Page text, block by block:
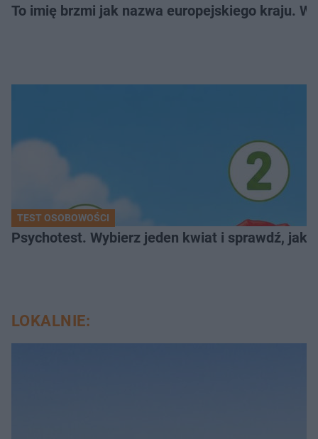
To imię brzmi jak nazwa europejskiego kraju.
TEST OSOBOWOŚCI
Psychotest. Wybierz jeden kwiat i sprawdź, jaki
LOKALNIE: